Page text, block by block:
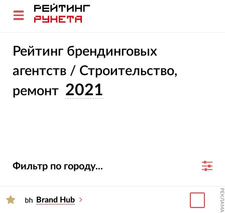
Рейтинг брендинговых
агентств / Строительство,
ремонт 2021
Фильтр по городу...
Brand Hub РЕКЛАМА